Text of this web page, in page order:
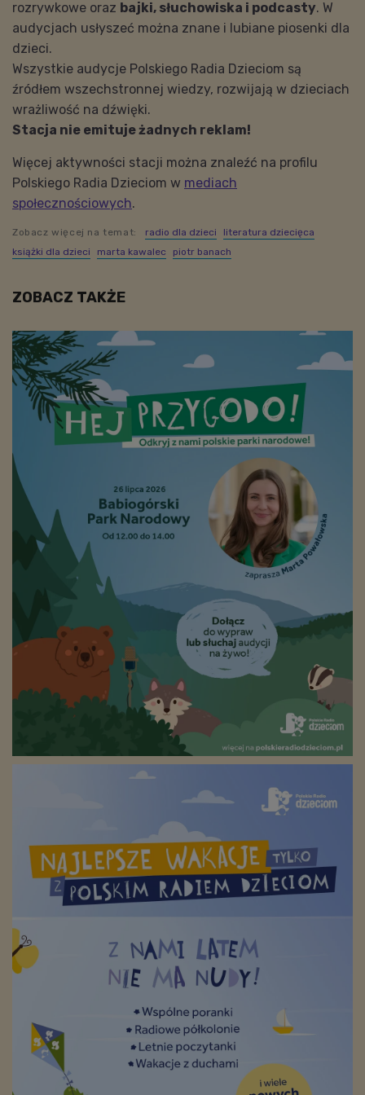
rozrywkowe oraz bajki, słuchowiska i podcasty. W
audycjach usłyszeć można znane i lubiane piosenki dla
dzieci.
Wszystkie audycje Polskiego Radia Dzieciom są
źródłem wszechstronnej wiedzy, rozwijają w dzieciach
wrażliwość na dźwięki.
Stacja nie emituje żadnych reklam!
Więcej aktywności stacji można znaleźć na profilu
Polskiego Radia Dzieciom w mediach
społecznościowych.
Zobacz więcej na temat: radio dla dzieci
literatura dziecięca
książki dla dzieci
marta kawalec piotr banach
ZOBACZ TAKŻE